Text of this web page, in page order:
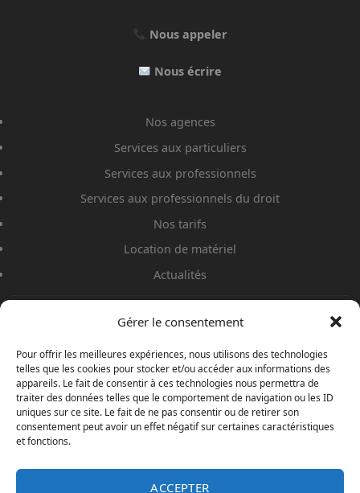
Gérer le consentement
Pour offrir les meilleures expériences, nous utilisons des technologies
telles que les cookies pour stocker et/ou accéder aux informations des
appareils. Le fait de consentir à ces technologies nous permettra de
traiter des données telles que le comportement de navigation ou les ID
uniques sur ce site. Le fait de ne pas consentir ou de retirer son
consentement peut avoir un effet négatif sur certaines caractéristiques
et fonctions.
ACCEPTER
Nous appeler
Nous écrire
Nos agences
Services aux particuliers
Services aux professionnels
Services aux professionnels du droit
Nos tarifs
Location de matériel
Actualités
Siège : 17 rue Albin Haller - 86000 Poitiers
N° SIRET : 884 878 497 00012 – Autorisation Poitiers : AUT-086-2119-07-
23-20200748700